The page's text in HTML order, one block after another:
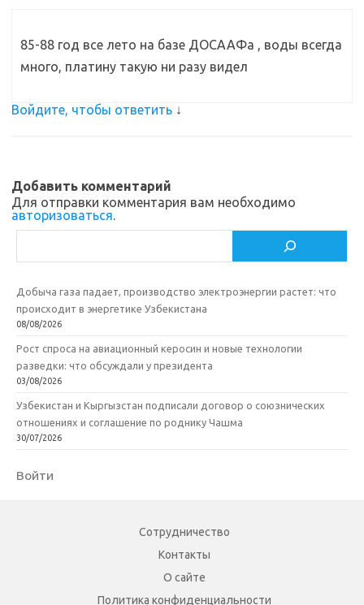
85-88 год все лето на базе ДОСААФа , воды всегда
много, платину такую ни разу видел
Войдите, чтобы ответить ↓
Добавить комментарий
Для отправки комментария вам необходимо
авторизоваться.
Добыча газа падает, производство электроэнергии растет: что
происходит в энергетике Узбекистана
08/08/2026
Рост спроса на авиационный керосин и новые технологии
разведки: что обсуждали у президента
03/08/2026
Узбекистан и Кыргызстан подписали договор о союзнических
отношениях и соглашение по роднику Чашма
30/07/2026
Войти
Сотрудничество
Контакты
О сайте
Политика конфиденциальности